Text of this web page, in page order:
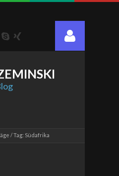
LinkedIn
Skype
Tag: Südafrika